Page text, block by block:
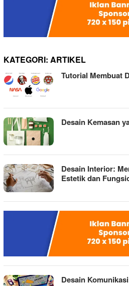
KATEGORI: ARTIKEL
Tutorial Membuat
Desain Kemasan
Desain Interior:
Estetik dan
Desain